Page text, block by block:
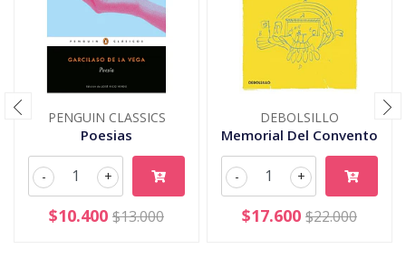
PENGUIN CLASSICS
Poesias
+
-
$10.400 $13.000
DEBOLSILLO
Memorial Del Convento
+
-
$17.600 $22.000